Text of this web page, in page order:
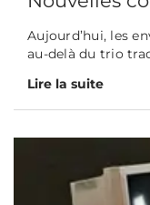
Aujourd’hui, les
au-delà du trio
Lire la suite